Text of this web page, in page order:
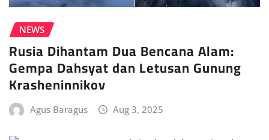
NEWS
Rusia Dihantam Dua Bencana Alam:
Gempa Dahsyat dan Letusan Gunung
Krasheninnikov
Agus Baragus Aug 3, 2025